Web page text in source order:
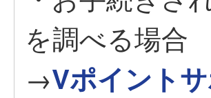
を調べる場合
→Vポイント